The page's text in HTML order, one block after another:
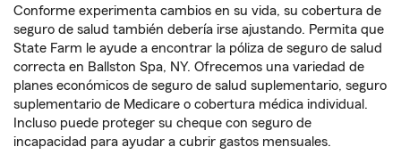
Conforme experimenta cambios en su vida, su cobertura de
seguro de salud también debería irse ajustando. Permita que
State Farm le ayude a encontrar la póliza de seguro de salud
correcta en Ballston Spa, NY. Ofrecemos una variedad de
planes económicos de seguro de salud suplementario, seguro
suplementario de Medicare o cobertura médica individual.
Incluso puede proteger su cheque con seguro de
incapacidad para ayudar a cubrir gastos mensuales.